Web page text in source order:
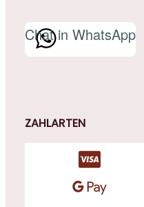
Chat in WhatsApp
ZAHLARTEN